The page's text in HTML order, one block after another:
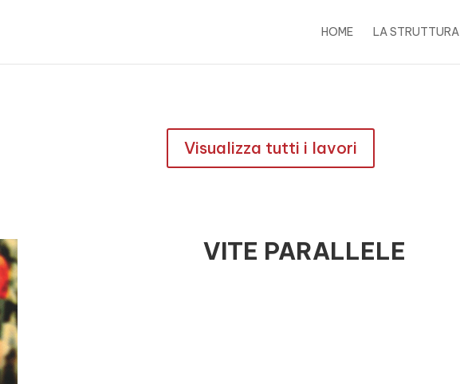
HOME LA STRUTTURA
Visualizza tutti i lavori
VITE PARALLELE